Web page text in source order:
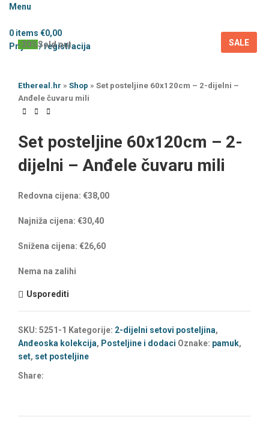
Menu
0 items €0,00
Prijava / registracija
-30%Sold out SALE
Ethereal.hr » Shop » Set posteljine 60x120cm – 2-dijelni –
Anđele čuvaru mili
Set posteljine 60x120cm – 2-
dijelni – Anđele čuvaru mili
Redovna cijena: €38,00
Najniža cijena: €30,40
Snižena cijena: €26,60
Nema na zalihi
Usporediti
SKU: 5251-1 Kategorije: 2-dijelni setovi posteljina,
Anđeoska kolekcija, Posteljine i dodaci Oznake: pamuk,
set, set posteljine
Share: